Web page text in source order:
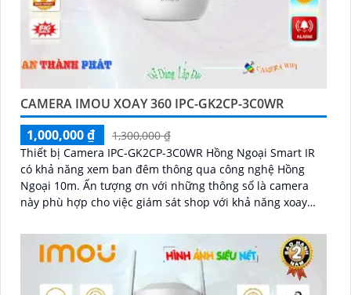
CAMERA IMOU XOAY 360 IPC-GK2CP-3C0WR
1,000,000 ₫
1,300,000 ₫
Thiết bị Camera IPC-GK2CP-3C0WR Hồng Ngoại Smart IR
có khả năng xem ban đêm thông qua công nghệ Hồng
Ngoại 10m. Ấn tượng ơn với những thông số là camera
này phù hợp cho việc giám sát shop với khả năng xoay